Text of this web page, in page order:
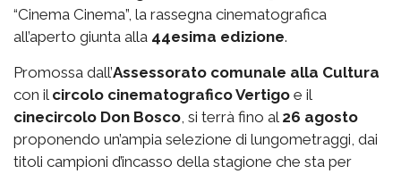
“Cinema Cinema”, la rassegna cinematografica
all’aperto giunta alla 44esima edizione.
Promossa dall’Assessorato comunale alla Cultura
con il circolo cinematografico Vertigo e il
cinecircolo Don Bosco, si terrà fino al 26 agosto
proponendo un’ampia selezione di lungometraggi, dai
titoli campioni d’incasso della stagione che sta per